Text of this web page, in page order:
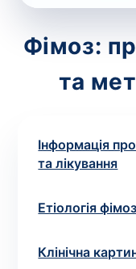
Фімоз:
та
Інформація
та лікування
Етіологія
Клінічна